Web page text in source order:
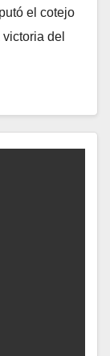
el cotejo
del